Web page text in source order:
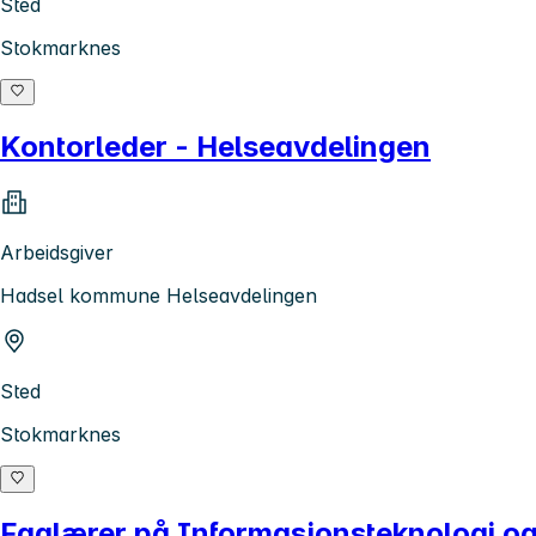
Sted
Stokmarknes
Kontorleder - Helseavdelingen
Arbeidsgiver
Hadsel kommune Helseavdelingen
Sted
Stokmarknes